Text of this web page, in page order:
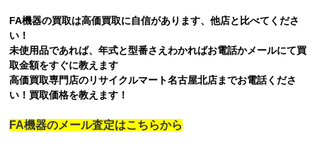
FA機器の買取は高価買取に自信があります、他店と比べてくださ
い！
未使用品であれば、年式と型番さえわかればお電話かメールにて買
取金額をすぐに教えます
高価買取専門店のリサイクルマート名古屋北店までお電話くださ
い！買取価格を教えます！
FA機器のメール査定はこちらから